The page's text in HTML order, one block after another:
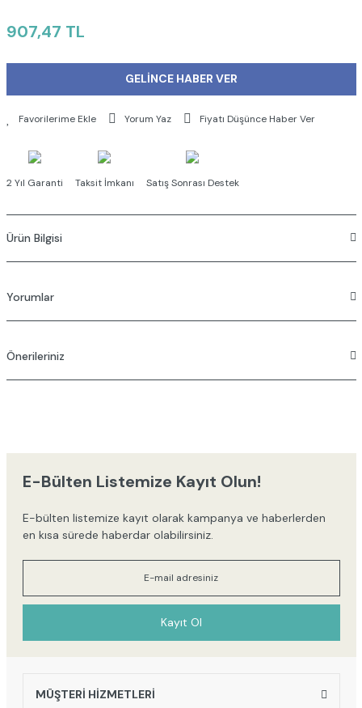
907,47 TL
GELİNCE HABER VER
Yorum Yaz Fiyatı Düşünce Haber Ver
2 Yıl Garanti Taksit İmkanı Satış Sonrası Destek
Ürün Bilgisi
Yorumlar
Önerileriniz
Ürün resmi kalitesiz, bozuk veya görüntülenemiyor.
Ürün açıklamasında eksik bilgiler bulunuyor.
Ürün fiyatı diğer sitelerden daha pahalı.
Bu ürüne benzer farklı alternatifler olmalı.
E-Bülten Listemize Kayıt Olun!
E-bülten listemize kayıt olarak kampanya ve haberlerden
en kısa sürede haberdar olabilirsiniz.
Kayıt Ol
MÜŞTERİ HİZMETLERİ